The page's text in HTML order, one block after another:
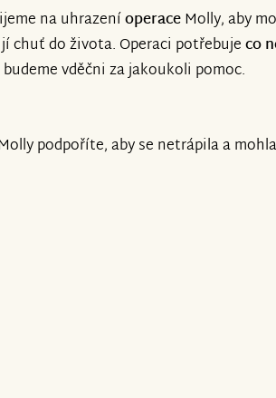
na uhrazeníoperaceMolly, aby
chuť do života. Operaci potřebujeco
vděčni za jakoukoli pomoc.
podpoříte, aby se netrápila a